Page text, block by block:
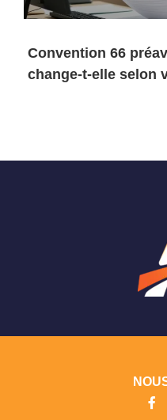
Convention 66
change-t-elle selon